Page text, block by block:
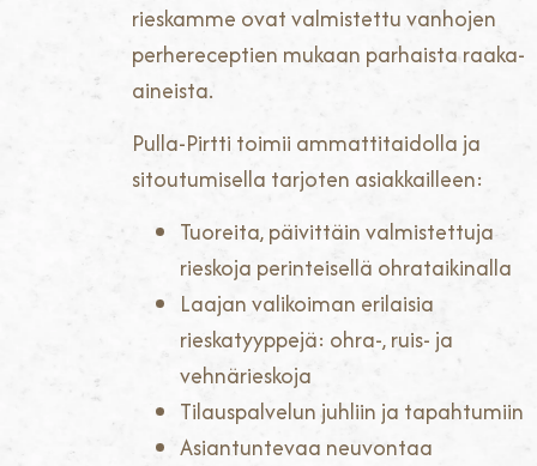
rieskamme ovat valmistettu vanhojen
perhereceptien mukaan parhaista raaka-
aineista.
Pulla-Pirtti toimii ammattitaidolla ja
sitoutumisella tarjoten asiakkailleen:
Tuoreita, päivittäin valmistettuja
rieskoja perinteisellä ohrataikinalla
Laajan valikoiman erilaisia
rieskatyyppejä: ohra-, ruis- ja
vehnärieskoja
Tilauspalvelun juhliin ja tapahtumiin
Asiantuntevaa neuvontaa